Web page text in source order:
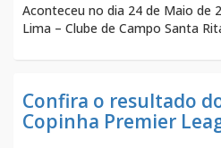
Aconteceu no dia 24 de Maio de
Lima – Clube de Campo Santa
Confira o resultado
Copinha Premier